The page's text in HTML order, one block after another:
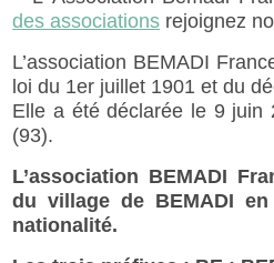
des associations rejoignez
L’association BEMADI
loi du 1er juillet 1901 et du
Elle a été déclarée le 9 juin
(93).
L’association BEMADI
du village de BEMADI
nationalité.